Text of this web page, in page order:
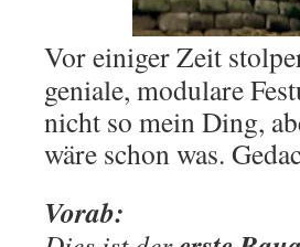
Vor einiger Zeit
geniale, modulare
nicht so mein Ding,
wäre schon was.
Vorab: